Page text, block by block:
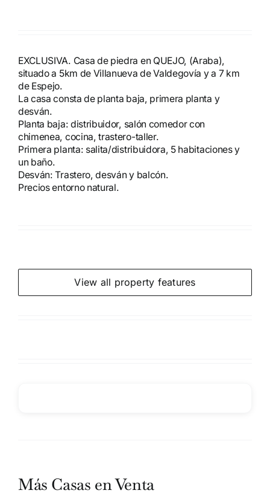
EXCLUSIVA. Casa de piedra en QUEJO, (Araba),
situado a 5km de Villanueva de Valdegovía y a 7 km
de Espejo.
La casa consta de planta baja, primera planta y
desván.
Planta baja: distribuidor, salón comedor con
chimenea, cocina, trastero-taller.
Primera planta: salita/distribuidora, 5 habitaciones y
un baño.
Desván: Trastero, desván y balcón.
Precios entorno natural.
View all property features
Más Casas en Venta